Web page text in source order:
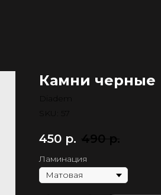
Камни черные
Diadem
57
450 р. 490 р.
Ламинация